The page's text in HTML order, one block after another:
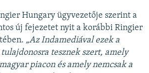
Hungary ügyvezetője szerint a
új fejezetet nyit a korábbi Ringier
„Az Indamediával ezek a
tesznek szert, amely
piacon és amely nemcsak a